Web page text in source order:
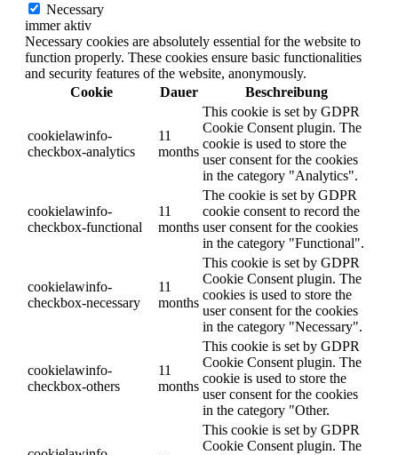
Necessary
immer aktiv
Necessary cookies are absolutely essential for the website to
function properly. These cookies ensure basic functionalities
and security features of the website, anonymously.
Cookie
Dauer Beschreibung
cookielawinfo-
checkbox-analytics
11
months
This cookie is set by GDPR
Cookie Consent plugin. The
cookie is used to store the
user consent for the cookies
in the category "Analytics".
cookielawinfo-
checkbox-functional
11
months
The cookie is set by GDPR
cookie consent to record the
user consent for the cookies
in the category "Functional".
cookielawinfo-
checkbox-necessary
11
months
This cookie is set by GDPR
Cookie Consent plugin. The
cookies is used to store the
user consent for the cookies
in the category "Necessary".
cookielawinfo-
checkbox-others
11
months
This cookie is set by GDPR
Cookie Consent plugin. The
cookie is used to store the
user consent for the cookies
in the category "Other.
This cookie is set by GDPR
Cookie Consent plugin. The